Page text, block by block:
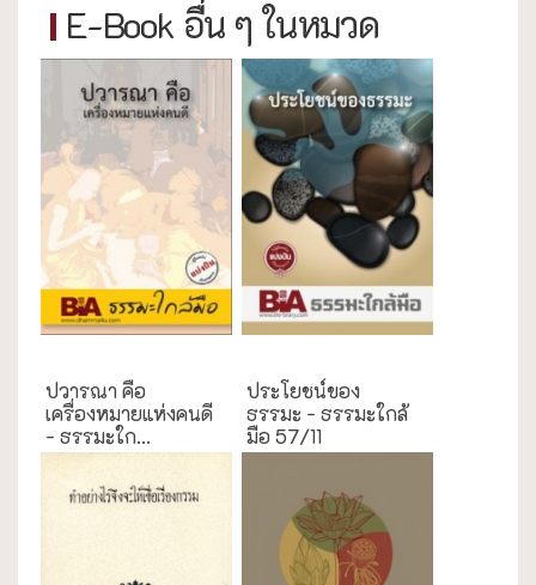
E-Book อื่น ๆ ในหมวด
ปวารณา คือ
เครื่องหมายแห่งคนดี
- ธรรมะใก...
ประโยชน์ของ
ธรรมะ - ธรรมะใกล้
มือ 57/11